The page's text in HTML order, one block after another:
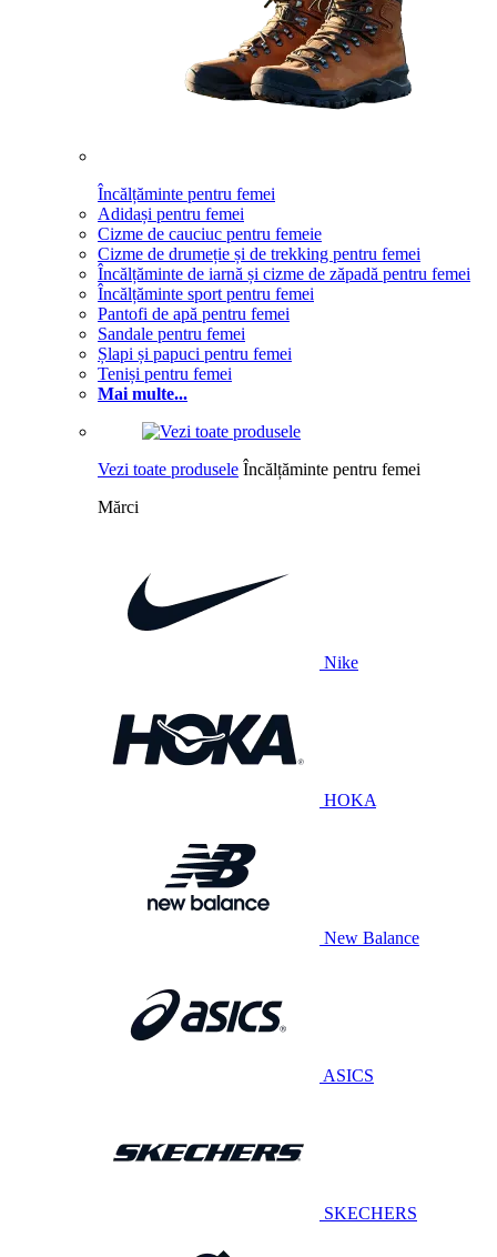
Încălțăminte pentru femei
Adidași pentru femei
Cizme de cauciuc pentru femeie
Cizme de drumeție și de trekking pentru femei
Încălțăminte de iarnă și cizme de zăpadă pentru femei
Încălțăminte sport pentru femei
Pantofi de apă pentru femei
Sandale pentru femei
Șlapi și papuci pentru femei
Teniși pentru femei
Mai multe...
Vezi toate produsele Încălțăminte pentru femei
Mărci
Nike
HOKA
New Balance
ASICS
SKECHERS